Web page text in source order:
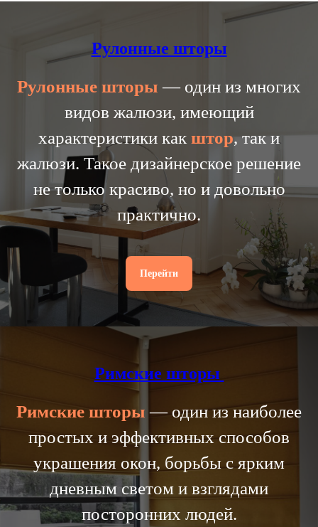
Рулонные шторы
Рулонные шторы — один из многих
видов жалюзи, имеющий
характеристики как штор, так и
жалюзи. Такое дизайнерское решение
не только красиво, но и довольно
практично.
Перейти
Римские шторы
Римские шторы — один из наиболее
простых и эффективных способов
украшения окон, борьбы с ярким
дневным светом и взглядами
посторонних людей.